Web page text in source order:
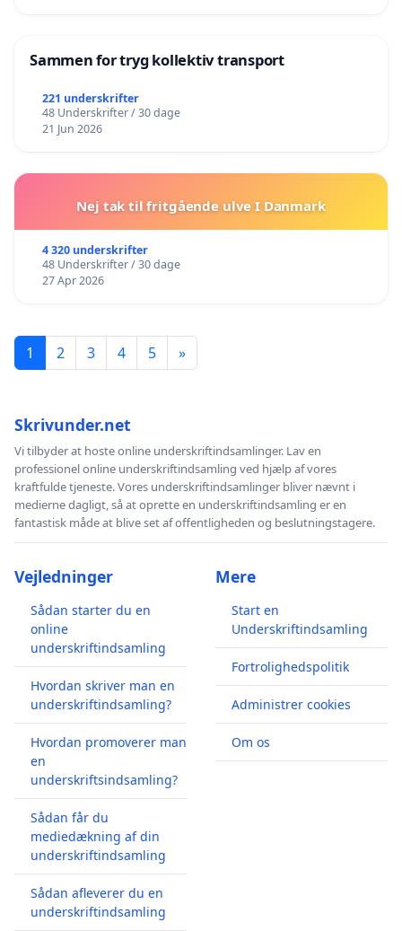
Sammen for tryg kollektiv transport
221 underskrifter
48 Underskrifter / 30 dage
21 Jun 2026
Nej tak til fritgående ulve I Danmark
4 320 underskrifter
48 Underskrifter / 30 dage
27 Apr 2026
1 2 3 4 5 »
Skrivunder.net
Vi tilbyder at hoste online underskriftindsamlinger. Lav en
professionel online underskriftindsamling ved hjælp af vores
kraftfulde tjeneste. Vores underskriftindsamlinger bliver nævnt i
medierne dagligt, så at oprette en underskriftindsamling er en
fantastisk måde at blive set af offentligheden og beslutningstagere.
Vejledninger
Sådan starter du en
online
underskriftindsamling
Hvordan skriver man en
underskriftindsamling?
Hvordan promoverer man
en
underskriftsindsamling?
Sådan får du
mediedækning af din
underskriftindsamling
Sådan afleverer du en
underskriftindsamling
Mere
Start en
Underskriftindsamling
Fortrolighedspolitik
Administrer cookies
Om os